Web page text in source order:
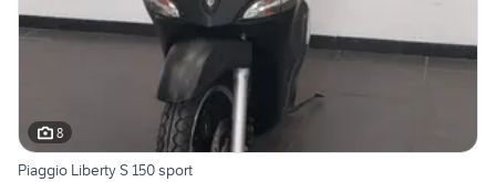
8
Piaggio Liberty S 150 sport